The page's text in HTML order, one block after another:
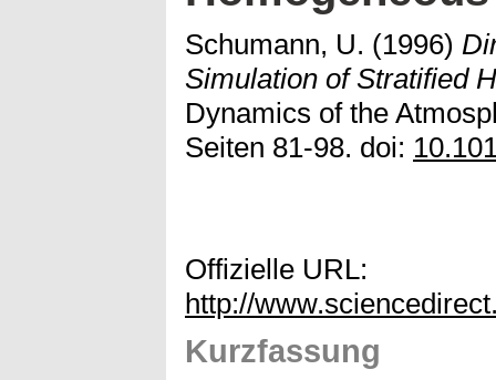
Schumann, U. (1996)
Simulation of Stratified
Dynamics of the
Seiten 81-98. doi:
Offizielle URL:
http://
Kurzfassung